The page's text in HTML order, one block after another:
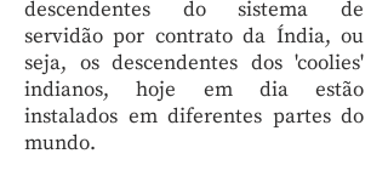
descendentes do sistema de
servidão por contrato da Índia, ou
seja, os descendentes dos 'coolies'
indianos, hoje em dia estão
instalados em diferentes partes do
mundo.